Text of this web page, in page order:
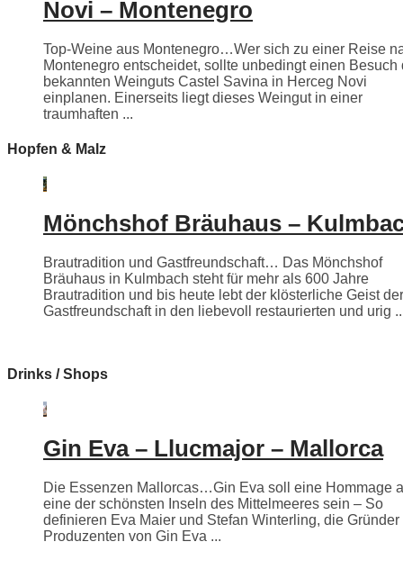
Novi – Montenegro
Top-Weine aus Montenegro…Wer sich zu einer Reise
Montenegro entscheidet, sollte unbedingt einen Besuch
bekannten Weinguts Castel Savina in Herceg Novi
einplanen. Einerseits liegt dieses Weingut in einer
traumhaften ...
Hopfen & Malz
Mönchshof Bräuhaus –
Brautradition und Gastfreundschaft… Das Mönchshof
Bräuhaus in Kulmbach steht für mehr als 600 Jahre
Brautradition und bis heute lebt der klösterliche Geist der
Gastfreundschaft in den liebevoll restaurierten und urig
Drinks / Shops
Gin Eva – Llucmajor – Mallorca
Die Essenzen Mallorcas…Gin Eva soll eine Hommage
eine der schönsten Inseln des Mittelmeeres sein – So
definieren Eva Maier und Stefan Winterling, die Gründer
Produzenten von Gin Eva ...